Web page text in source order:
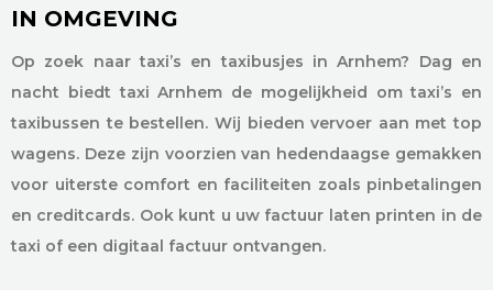
IN OMGEVING
Op zoek naar taxi’s en taxibusjes in Arnhem? Dag en
nacht biedt taxi Arnhem de mogelijkheid om taxi’s en
taxibussen te bestellen. Wij bieden vervoer aan met top
wagens. Deze zijn voorzien van hedendaagse gemakken
voor uiterste comfort en faciliteiten zoals pinbetalingen
en creditcards. Ook kunt u uw factuur laten printen in de
taxi of een digitaal factuur ontvangen.